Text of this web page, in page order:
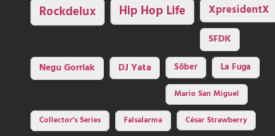
Rockdelux Hip Hop Life
XpresidentX
SFDK
Negu Gorriak
DJ Yata Sôber
La Fuga
Mario San Miguel
Collector's Series
Falsalarma César Strawberry